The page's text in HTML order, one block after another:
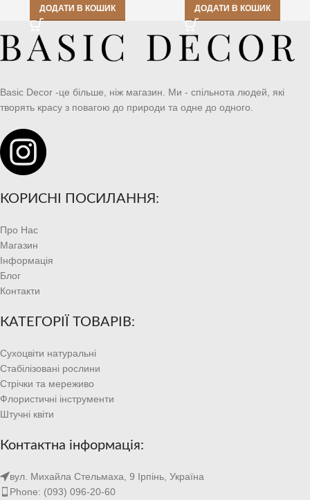
ДОДАТИ В КОШИК ДОДАТИ В КОШИК
Basic Decor -це більше, ніж магазин. Ми - спільнота людей, які
творять красу з повагою до природи та одне до одного.
КОРИСНІ ПОСИЛАННЯ:
Про Нас
Магазин
Інформація
Блог
Контакти
КАТЕГОРІЇ ТОВАРІВ:
Сухоцвіти натуральні
Стабілізовані рослини
Стрічки та мереживо
Флористичні інструменти
Штучні квіти
Контактна інформація:
вул. Михайла Стельмаха, 9 Ірпінь, Україна
Phone: (093) 096-20-60